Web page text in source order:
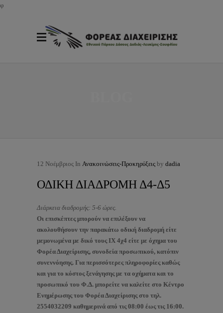
φ
12 Νοέμβριος In Ανακοινώσεις-Προκηρύξεις by dadia
ΟΔΙΚΗ ΔΙΑΔΡΟΜΗ Δ4-Δ5
Διάρκεια διαδρομής: 5-6 ώρες.
Οι επισκέπτες μπορούν να επιλέξουν να
ακολουθήσουν την παρακάτω οδική διαδρομή είτε
μεμονωμένα με δικό τους ΙΧ 4χ4 είτε με όχημα του
Φορέα Διαχείρισης, συνοδεία προσωπικού, κατόπιν
συνεννόησης. Για περισσότερες πληροφορίες καθώς
και για το κόστος ξενάγησης με τα οχήματα και το
προσωπικό του Φ.Δ. μπορείτε να καλείτε στο Κέντρο
Ενημέρωσης του Φορέα Διαχείρισης στο τηλ.
2554032209 καθημερινά από τις 08:00 έως τις 16:00.